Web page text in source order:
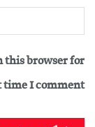
this browser for
I comment.